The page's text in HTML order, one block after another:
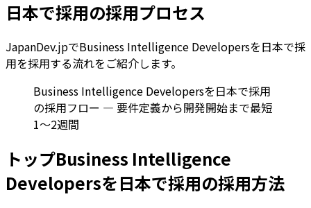
日本で採用の採用プロセス
JapanDev.jpでBusiness Intelligence Developersを日本で採
用を採用する流れをご紹介します。
Business Intelligence Developersを日本で採用
の採用フロー — 要件定義から開発開始まで最短
1〜2週間
トップBusiness Intelligence
Developersを日本で採用の採用方法